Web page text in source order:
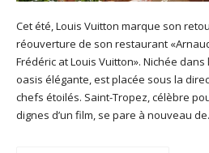
Cet été, Louis Vuitton marque son
réouverture de son restaurant
Frédéric at Louis Vuitton». Nichée dans
oasis élégante, est placée sous la
chefs étoilés. Saint-Tropez, célèbre
dignes d’un film, se pare à nouveau